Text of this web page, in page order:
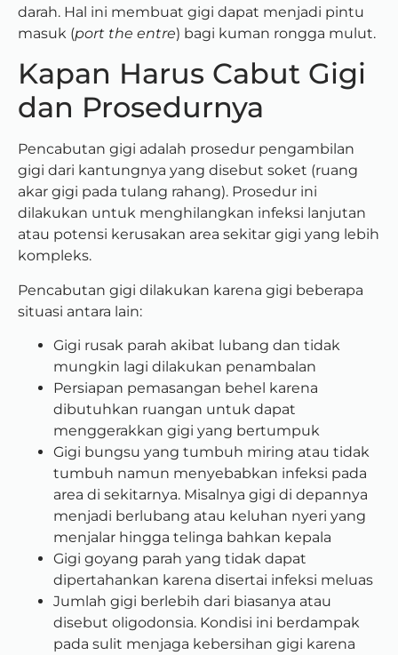
darah. Hal ini membuat gigi dapat menjadi pintu
masuk (port the entre) bagi kuman rongga mulut.
Kapan Harus Cabut Gigi
dan Prosedurnya
Pencabutan gigi adalah prosedur pengambilan
gigi dari kantungnya yang disebut soket (ruang
akar gigi pada tulang rahang). Prosedur ini
dilakukan untuk menghilangkan infeksi lanjutan
atau potensi kerusakan area sekitar gigi yang lebih
kompleks.
Pencabutan gigi dilakukan karena gigi beberapa
situasi antara lain:
Gigi rusak parah akibat lubang dan tidak
mungkin lagi dilakukan penambalan
Persiapan pemasangan behel karena
dibutuhkan ruangan untuk dapat
menggerakkan gigi yang bertumpuk
Gigi bungsu yang tumbuh miring atau tidak
tumbuh namun menyebabkan infeksi pada
area di sekitarnya. Misalnya gigi di depannya
menjadi berlubang atau keluhan nyeri yang
menjalar hingga telinga bahkan kepala
Gigi goyang parah yang tidak dapat
dipertahankan karena disertai infeksi meluas
Jumlah gigi berlebih dari biasanya atau
disebut oligodonsia. Kondisi ini berdampak
pada sulit menjaga kebersihan gigi karena